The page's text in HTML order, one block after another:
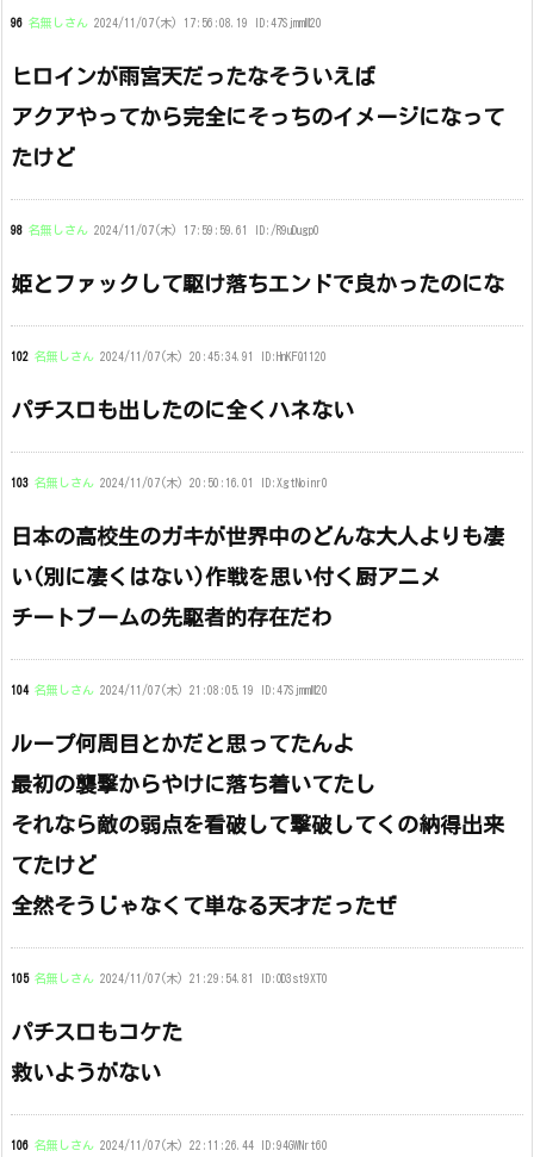
96 名無しさん 2024/11/07(木) 17:56:08.19 ID:47SjmmM20
ヒロインが雨宮天だったなそういえば
アクアやってから完全にそっちのイメージになって
たけど
98 名無しさん 2024/11/07(木) 17:59:59.61 ID:/R9uDugp0
姫とファックして駆け落ちエンドで良かったのにな
102 名無しさん 2024/11/07(木) 20:45:34.91 ID:HnKFQ1120
パチスロも出したのに全くハネない
103 名無しさん 2024/11/07(木) 20:50:16.01 ID:XgtNoinr0
日本の高校生のガキが世界中のどんな大人よりも凄
い(別に凄くはない)作戦を思い付く厨アニメ
チートブームの先駆者的存在だわ
104 名無しさん 2024/11/07(木) 21:08:05.19 ID:47SjmmM20
ループ何周目とかだと思ってたんよ
最初の襲撃からやけに落ち着いてたし
それなら敵の弱点を看破して撃破してくの納得出来
てたけど
全然そうじゃなくて単なる天才だったぜ
105 名無しさん 2024/11/07(木) 21:29:54.81 ID:OD3st9XT0
パチスロもコケた
救いようがない
106 名無しさん 2024/11/07(木) 22:11:26.44 ID:94GWNrt60